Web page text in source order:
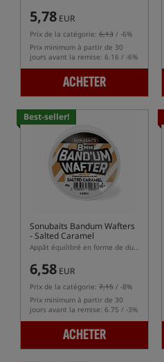
5,78 EUR
Prix de la catégorie: 6,13 / -6%
Prix minimum à partir de 30
jours avant la remise: 6.16 / -6%
ACHETER
Best-seller!
Sonubaits Bandum Wafters
- Salted Caramel
Appât équilibré en forme de dumbells
6,58 EUR
Prix de la catégorie: 7,15 / -8%
Prix minimum à partir de 30
jours avant la remise: 6.75 / -3%
ACHETER